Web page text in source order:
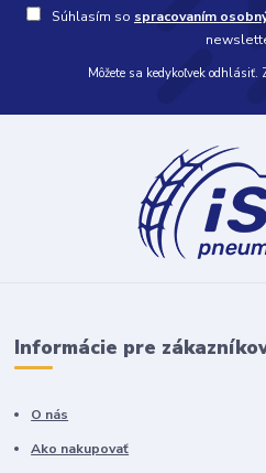
Súhlasím so spracovaním
Môžete sa kedykoľvek
Informácie pre
O nás
Ako nakupovať